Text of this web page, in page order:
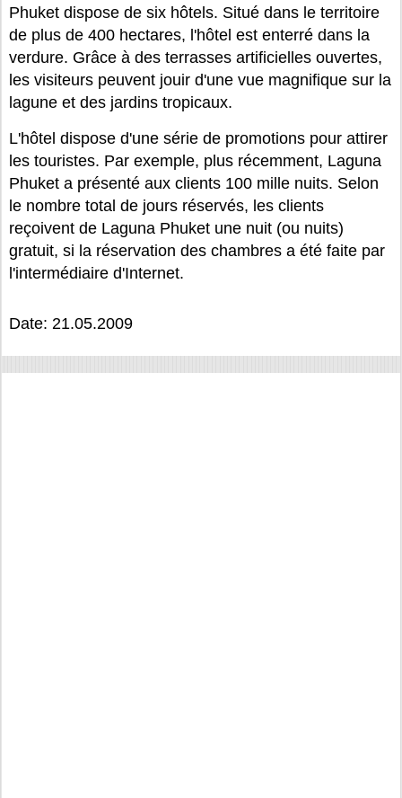
Phuket dispose de six hôtels. Situé dans le territoire
de plus de 400 hectares, l'hôtel est enterré dans la
verdure. Grâce à des terrasses artificielles ouvertes,
les visiteurs peuvent jouir d'une vue magnifique sur la
lagune et des jardins tropicaux.
L'hôtel dispose d'une série de promotions pour attirer
les touristes. Par exemple, plus récemment, Laguna
Phuket a présenté aux clients 100 mille nuits. Selon
le nombre total de jours réservés, les clients
reçoivent de Laguna Phuket une nuit (ou nuits)
gratuit, si la réservation des chambres a été faite par
l'intermédiaire d'Internet.
Date: 21.05.2009